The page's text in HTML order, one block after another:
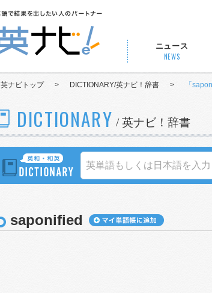
ニュース
NEWS
英ナビトップ > DICTIONARY/英ナビ！辞書 > 「
DICTIONARY / 英ナビ！辞書
saponified